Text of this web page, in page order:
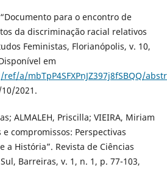
para o encontro de
da discriminação racial relativos
Feministas, Florianópolis, v. 10,
em
a/mbTpP4SFXPnJZ397j8fSBQQ/
2021.
ALMALEH, Priscilla; VIEIRA, Miriam
compromissos: Perspectivas
a História”. Revista de Ciências
Barreiras, v. 1, n. 1, p. 77-103,